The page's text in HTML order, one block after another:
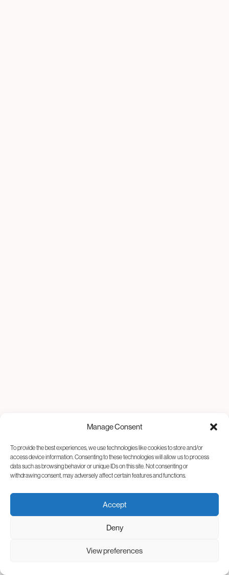
Manage Consent
To provide the best experiences, we use technologies like cookies to store and/or
access device information. Consenting to these technologies will allow us to process
data such as browsing behavior or unique IDs on this site. Not consenting or
withdrawing consent, may adversely affect certain features and functions.
Accept
Deny
View preferences